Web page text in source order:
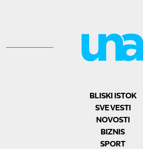
BLISKI ISTOK
SVE VESTI
NOVOSTI
BIZNIS
SPORT